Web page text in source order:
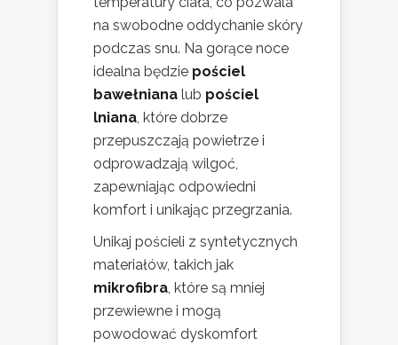
na swobodne oddychanie skóry
podczas snu. Na gorące noce
idealna będzie pościel
bawełniana lub pościel
lniana, które dobrze
przepuszczają powietrze i
odprowadzają wilgoć,
zapewniając odpowiedni
komfort i unikając przegrzania.
Unikaj pościeli z syntetycznych
materiałów, takich jak
mikrofibra, które są mniej
przewiewne i mogą
powodować dyskomfort